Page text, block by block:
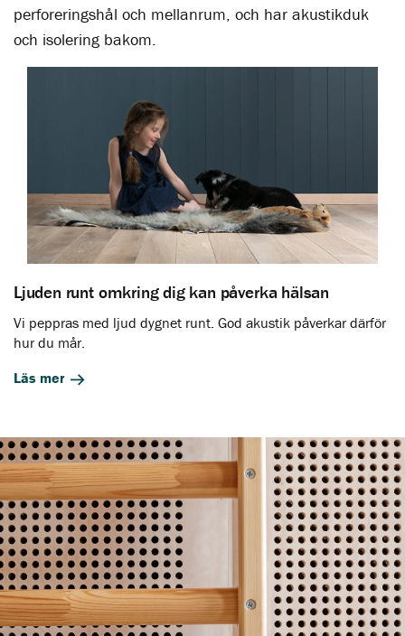
perforeringshål och mellanrum, och har akustikduk
och isolering bakom.
Ljuden runt omkring dig kan påverka hälsan
Vi peppras med ljud dygnet runt. God akustik påverkar därför
hur du mår.
Läs mer